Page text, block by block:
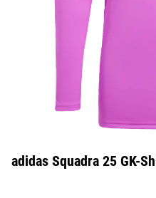
adidas Squadra 25 GK-